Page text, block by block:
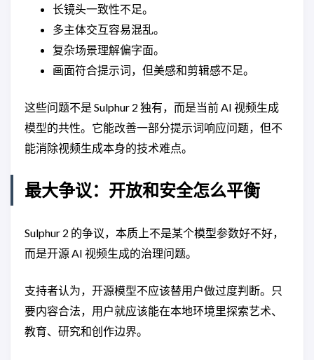
长镜头一致性不足。
多主体交互容易混乱。
复杂场景理解偏字面。
画面符合提示词，但美感和剪辑感不足。
这些问题不是 Sulphur 2 独有，而是当前 AI 视频生成
模型的共性。它能改善一部分提示词响应问题，但不
能消除视频生成本身的技术难点。
最大争议：开放和安全怎么平衡
Sulphur 2 的争议，本质上不是某个模型参数好不好，
而是开源 AI 视频生成的治理问题。
支持者认为，开源模型不应该替用户做过度判断。只
要内容合法，用户就应该能在本地环境里探索艺术、
教育、研究和创作边界。